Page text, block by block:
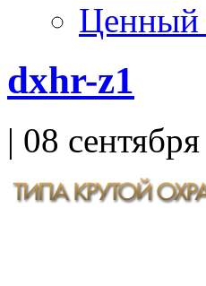
dxhr-z1
| 08